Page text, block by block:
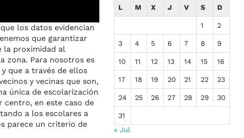
los datos evidencian
que garantizar
la proximidad al
zona. Para nosotros es
que a través de ellos
y vecinas que son,
única de escolarización
centro, en este caso de
a los escolares a
parece un criterio de
L M X J V S D
1 2
3 4 5 6 7 8 9
10 11 12 13 14 15 16
17 18 19 20 21 22 23
24 25 26 27 28 29 30
31
« Jul